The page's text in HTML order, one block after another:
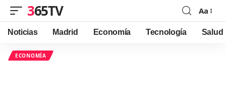
365TV
Font
Resizer
Aa
Noticias Madrid Economía Tecnología Salud
ECONOMÍA